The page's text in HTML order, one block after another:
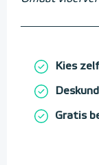
Kies
Gratis